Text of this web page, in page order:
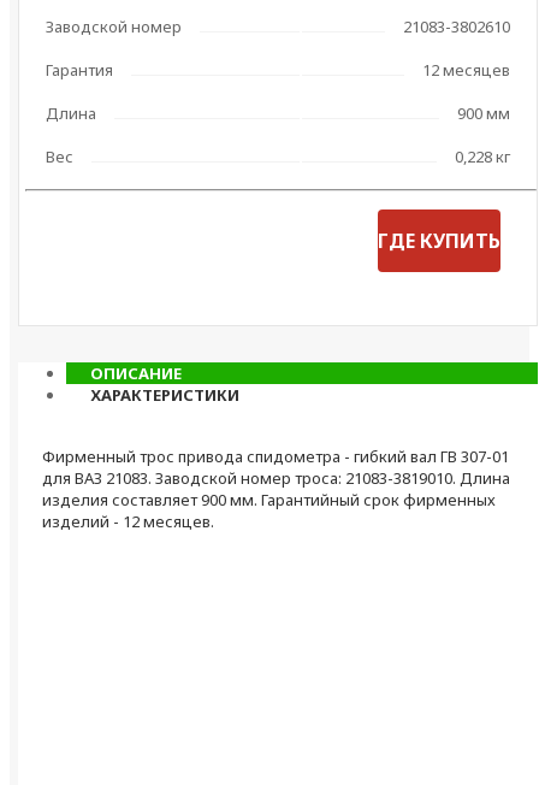
Заводской номер
21083-3802610
Гарантия
12 месяцев
Длина
900 мм
Вес
0,228 кг
ГДЕ КУПИТЬ
ОПИСАНИЕ
ХАРАКТЕРИСТИКИ
Фирменный трос привода спидометра - гибкий вал ГВ 307-01
для ВАЗ 21083. Заводской номер троса: 21083-3819010. Длина
изделия составляет 900 мм. Гарантийный срок фирменных
изделий - 12 месяцев.